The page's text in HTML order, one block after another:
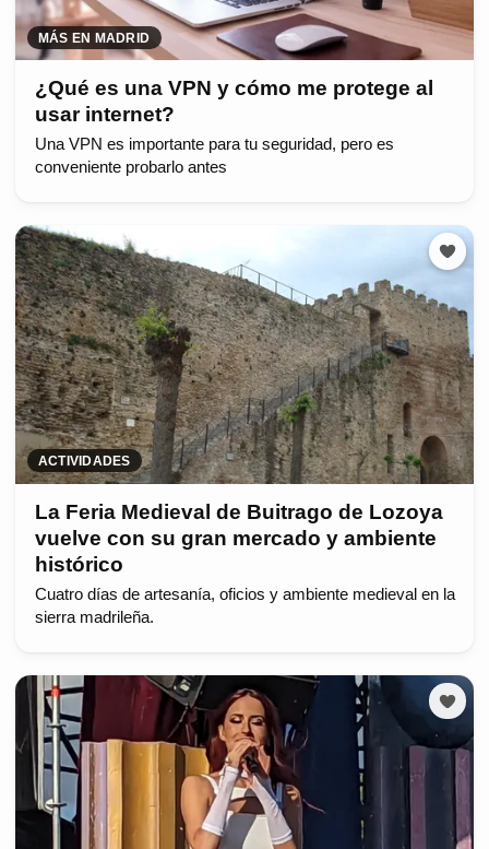
MÁS EN MADRID
¿Qué es una VPN y cómo me protege al
usar internet?
Una VPN es importante para tu seguridad, pero es
conveniente probarlo antes
ACTIVIDADES
La Feria Medieval de Buitrago de Lozoya
vuelve con su gran mercado y ambiente
histórico
Cuatro días de artesanía, oficios y ambiente medieval en la
sierra madrileña.